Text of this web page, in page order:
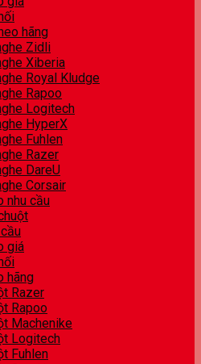
hãng
Zidli
Xiberia
Royal Kludge
Rapoo
Logitech
HyperX
Fuhlen
Razer
DareU
Corsair
nhu cầu
giá
hãng
Razer
Rapoo
Machenike
Logitech
Fuhlen